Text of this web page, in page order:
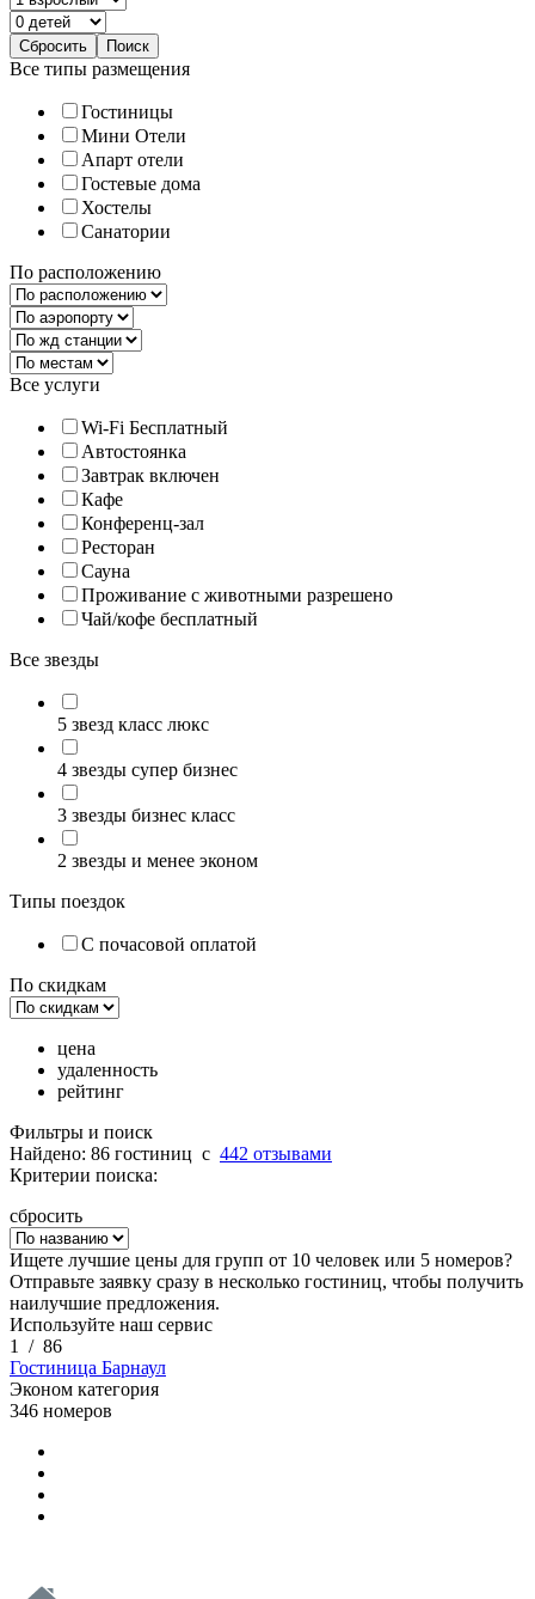
Все типы размещения
Гостиницы
Мини Отели
Апарт отели
Гостевые дома
Хостелы
Санатории
По расположению
Все услуги
Wi-Fi Бесплатный
Автостоянка
Завтрак включен
Кафе
Конференц-зал
Ресторан
Сауна
Проживание с животными разрешено
Чай/кофе бесплатный
Все звезды
5 звезд класс люкс
4 звезды супер бизнес
3 звезды бизнес класс
2 звезды и менее эконом
Типы поездок
С почасовой оплатой
По скидкам
цена
удаленность
рейтинг
Фильтры и поиск
Найдено: 86 гостиниц c 442 отзывами
Критерии поиска:
сбросить
Ищете лучшие цены для групп от 10 человек или 5 номеров?
Отправьте заявку сразу в несколько гостиниц, чтобы получить
наилучшие предложения.
Используйте наш сервис
1
/ 86
Гостиница Барнаул
Эконом категория
346 номеров